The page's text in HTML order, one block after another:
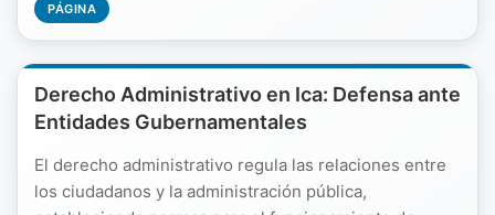
PÁGINA
Derecho Administrativo en Ica: Defensa ante
Entidades Gubernamentales
El derecho administrativo regula las relaciones entre
los ciudadanos y la administración pública,